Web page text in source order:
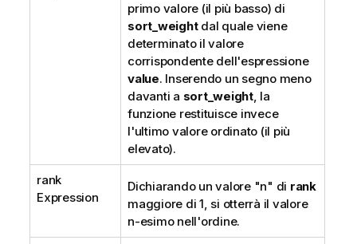
primo valore (il più basso) di
sort_weightdal quale viene
determinato il valore
corrispondente dell'espressione
value. Inserendo un segno meno
davanti a sort_weight, la
funzione restituisce invece
l'ultimo valore ordinato (il più
elevato).
rank
Expression
Dichiarando un valore "n" di rank
maggiore di 1, si otterrà il valore
n-esimo nell'ordine.